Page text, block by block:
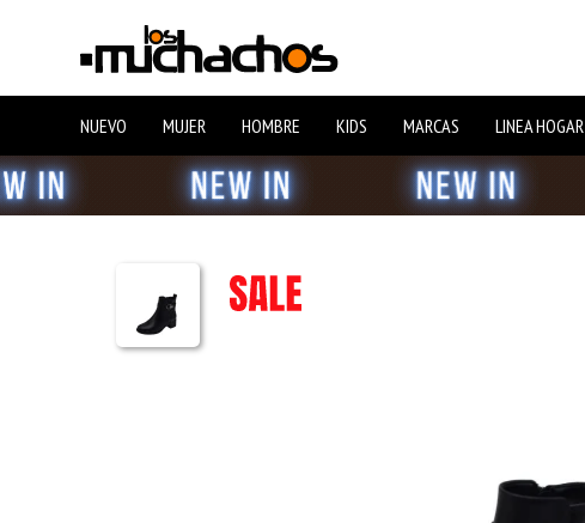
NUEVO MUJER HOMBRE KIDS MARCAS LINEA HOGAR